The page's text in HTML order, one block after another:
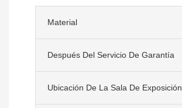
Material
Después Del Servicio De Garantía
Ubicación De La Sala De Exposición